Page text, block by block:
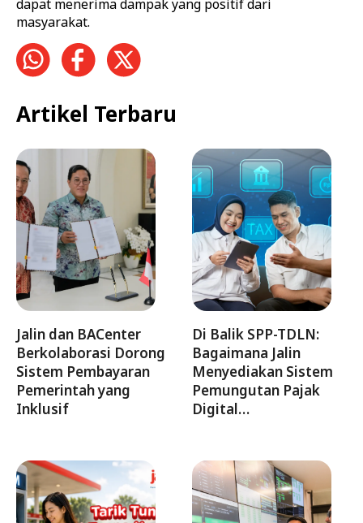
dapat menerima dampak yang positif dari
masyarakat.
Artikel Terbaru
Jalin dan BACenter
Berkolaborasi Dorong
Sistem Pembayaran
Pemerintah yang
Inklusif
Di Balik SPP-TDLN:
Bagaimana Jalin
Menyediakan Sistem
Pemungutan Pajak
Digital…